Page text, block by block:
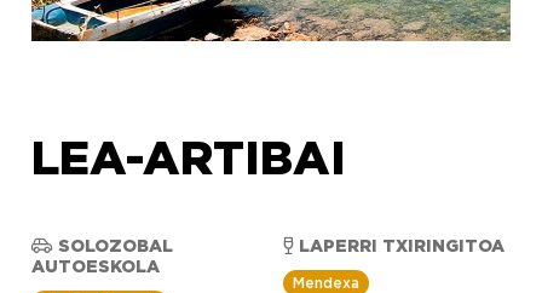
LEA-ARTIBAI
AUTOESKOLA
LAPERRI TXIRINGITOA
Mendexa